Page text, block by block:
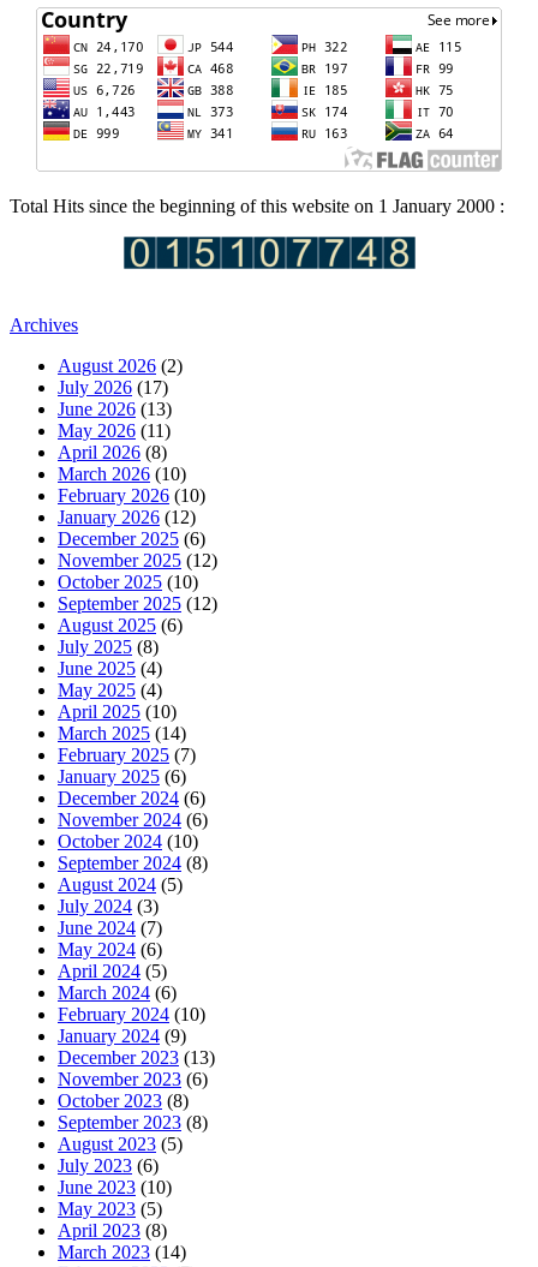
Total Hits since the beginning of this website on 1 January 2000 :
Archives
August 2026 (2)
July 2026 (17)
June 2026 (13)
May 2026 (11)
April 2026 (8)
March 2026 (10)
February 2026 (10)
January 2026 (12)
December 2025 (6)
November 2025 (12)
October 2025 (10)
September 2025 (12)
August 2025 (6)
July 2025 (8)
June 2025 (4)
May 2025 (4)
April 2025 (10)
March 2025 (14)
February 2025 (7)
January 2025 (6)
December 2024 (6)
November 2024 (6)
October 2024 (10)
September 2024 (8)
August 2024 (5)
July 2024 (3)
June 2024 (7)
May 2024 (6)
April 2024 (5)
March 2024 (6)
February 2024 (10)
January 2024 (9)
December 2023 (13)
November 2023 (6)
October 2023 (8)
September 2023 (8)
August 2023 (5)
July 2023 (6)
June 2023 (10)
May 2023 (5)
April 2023 (8)
March 2023 (14)